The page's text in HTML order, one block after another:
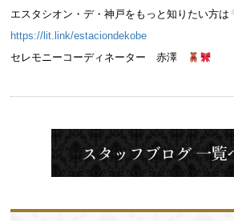
エスタシオン・デ・神戸をもっと知りたい方は
https://lit.link/estaciondekobe
セレモニーコーディネーター 赤澤